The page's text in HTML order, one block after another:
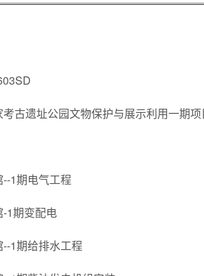
古遗址公园文物保护与展示利用一期
1期电气工程
1期变配电
1期给排水工程